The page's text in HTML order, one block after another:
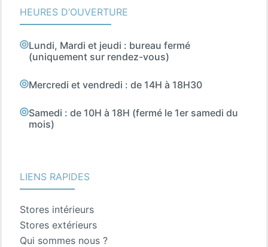
HEURES D’OUVERTURE
Lundi, Mardi et jeudi : bureau fermé
(uniquement sur rendez-vous)
Mercredi et vendredi : de 14H à 18H30
Samedi : de 10H à 18H (fermé le 1er samedi du
mois)
LIENS RAPIDES
Stores intérieurs
Stores extérieurs
Qui sommes nous ?